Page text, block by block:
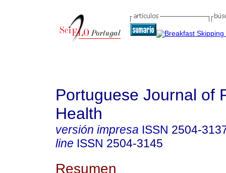
Portuguese Journal of
Health
versión impresa ISSN 2504-
line ISSN 2504-3145
Resumen